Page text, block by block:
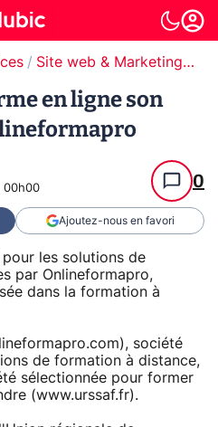
Site web & Marketing Digital
en ligne son
00h00 0
Ajoutez-nous en favori
les solutions de
par Onlineformapro,
dans la formation à
société
de formation à distance,
sélectionnée pour former
(www.urssaf.fr).